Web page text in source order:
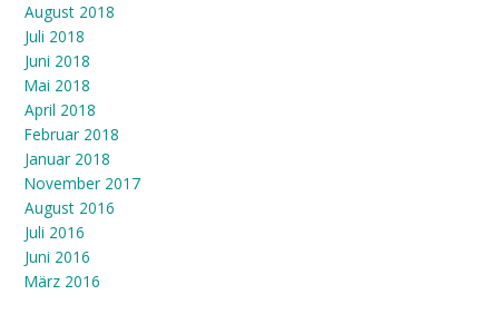
August 2018
Juli 2018
Juni 2018
Mai 2018
April 2018
Februar 2018
Januar 2018
November 2017
August 2016
Juli 2016
Juni 2016
März 2016